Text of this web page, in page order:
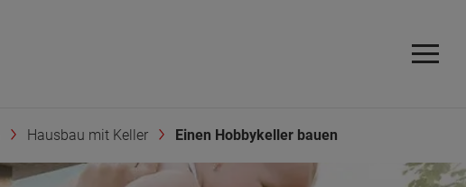
Hausbau mit Keller Einen Hobbykeller bauen